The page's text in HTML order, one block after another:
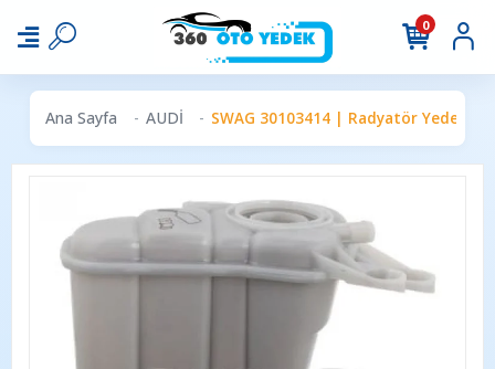
0
Ana Sayfa AUDİ SWAG 30103414 | Radyatör Yedek